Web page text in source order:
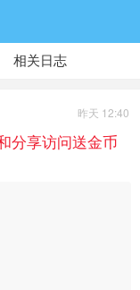
相关日志
昨天 12:40
分享访问送金币